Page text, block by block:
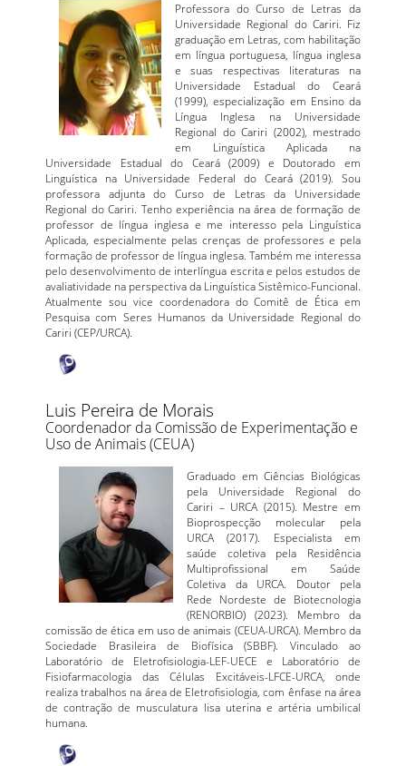
Professora do Curso de Letras da
Universidade Regional do Cariri. Fiz
graduação em Letras, com habilitação
em língua portuguesa, língua inglesa
e suas respectivas literaturas na
Universidade Estadual do Ceará
(1999), especialização em Ensino da
Língua Inglesa na Universidade
Regional do Cariri (2002), mestrado
em Linguística Aplicada na
Universidade Estadual do Ceará (2009) e Doutorado em
Linguística na Universidade Federal do Ceará (2019). Sou
professora adjunta do Curso de Letras da Universidade
Regional do Cariri. Tenho experiência na área de formação de
professor de língua inglesa e me interesso pela Linguística
Aplicada, especialmente pelas crenças de professores e pela
formação de professor de língua inglesa. Também me interessa
pelo desenvolvimento de interlíngua escrita e pelos estudos de
avaliatividade na perspectiva da Linguística Sistêmico-Funcional.
Atualmente sou vice coordenadora do Comitê de Ética em
Pesquisa com Seres Humanos da Universidade Regional do
Cariri (CEP/URCA).
Luis Pereira de Morais
Coordenador da Comissão de Experimentação e
Uso de Animais (CEUA)
Graduado em Ciências Biológicas
pela Universidade Regional do
Cariri – URCA (2015). Mestre em
Bioprospecção molecular pela
URCA (2017). Especialista em
saúde coletiva pela Residência
Multiprofissional em Saúde
Coletiva da URCA. Doutor pela
Rede Nordeste de Biotecnologia
(RENORBIO) (2023). Membro da
comissão de ética em uso de animais (CEUA-URCA). Membro da
Sociedade Brasileira de Biofísica (SBBF). Vinculado ao
Laboratório de Eletrofisiologia-LEF-UECE e Laboratório de
Fisiofarmacologia das Células Excitáveis-LFCE-URCA, onde
realiza trabalhos na área de Eletrofisiologia, com ênfase na área
de contração de musculatura lisa uterina e artéria umbilical
humana.